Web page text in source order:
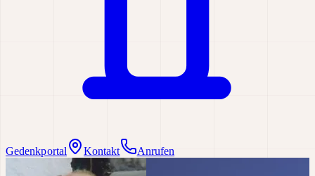
Gedenkportal Kontakt Anrufen